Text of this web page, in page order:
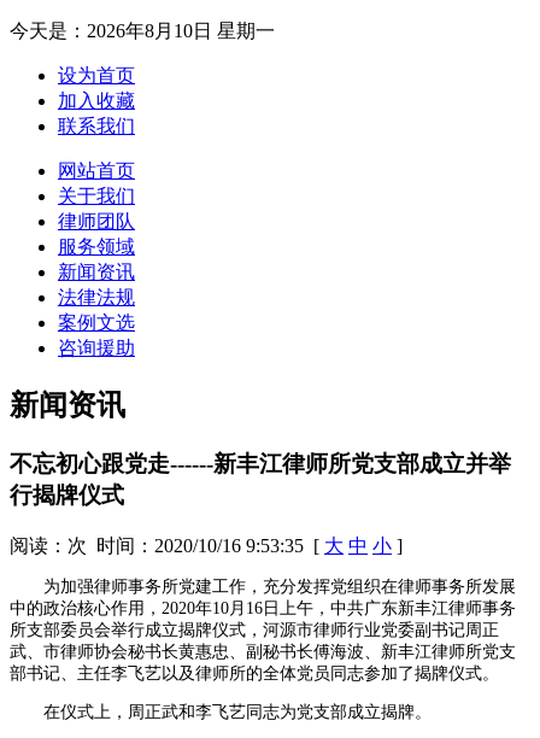
今天是： 2026年8月10日 星期一
设为首页
加入收藏
联系我们
网站首页
关于我们
律师团队
服务领域
新闻资讯
法律法规
案例文选
咨询援助
新闻资讯
不忘初心跟党走------新丰江律师所党支部成立并举
行揭牌仪式
阅读： 次 时间：2020/10/16 9:53:35 [ 大 中 小 ]
为加强律师事务所党建工作，充分发挥党组织在律师事务所发展
中的政治核心作用，2020年10月16日上午，中共广东新丰江律师事务
所支部委员会举行成立揭牌仪式，河源市律师行业党委副书记周正
武、市律师协会秘书长黄惠忠、副秘书长傅海波、新丰江律师所党支
部书记、主任李飞艺以及律师所的全体党员同志参加了揭牌仪式。
在仪式上，周正武和李飞艺同志为党支部成立揭牌。